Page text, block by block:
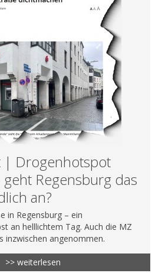
| Drogenhotspot
Regensburg das
an?
in Regensburg – ein
an helllichtem Tag. Auch die MZ
inzwischen angenommen.
>> weiterlesen